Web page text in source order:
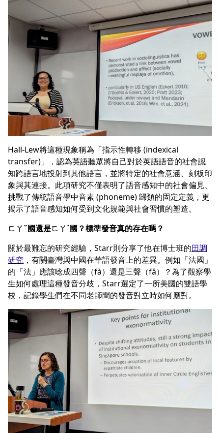
Hall-Lew將這種現象稱為「指示性轉移 (indexical
transfer)」，認為英語聽眾將自己對於英語語音的社會認
知跨語言地投射到其他語言，並將特定的社會意涵、刻板印
象與其連接。此項研究不僅表明了語音感知中的社會偏見、
挑戰了傳統語音學中音素 (phoneme) 歸類的固定定義，更
揭示了語音感知如何受到文化規範與社會習慣的塑造。
ㄈㄚˇ國還是ㄈㄚˋ國？標準發音真的存在嗎？
關於最難忘的研究經驗，Starr則分享了他在博士班的田調
研究 ，有關臺灣與中國在華語發音上的差異。例如「法國」
的「法」應該唸成四聲（fà）還是三聲（fǎ）？為了觀察學
生如何處理這種發音分歧，Starr選定了一所美國的雙語學
校，記錄學生們在不同老師間的發音對立時如何應對。